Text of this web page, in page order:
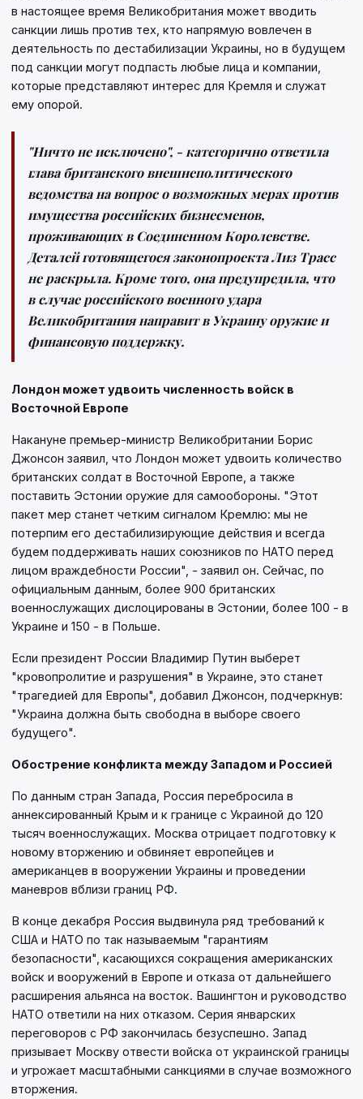
в настоящее время Великобритания может вводить
санкции лишь против тех, кто напрямую вовлечен в
деятельность по дестабилизации Украины, но в будущем
под санкции могут подпасть любые лица и компании,
которые представляют интерес для Кремля и служат
ему опорой.
"Ничто не исключено", - категорично ответила
глава британского внешнеполитического
ведомства на вопрос о возможных мерах против
имущества российских бизнесменов,
проживающих в Соединенном Королевстве.
Деталей готовящегося законопроекта Лиз Трасс
не раскрыла. Кроме того, она предупредила, что
в случае российского военного удара
Великобритания направит в Украину оружие и
финансовую поддержку.
Лондон может удвоить численность войск в
Восточной Европе
Накануне премьер-министр Великобритании Борис
Джонсон заявил, что Лондон может удвоить количество
британских солдат в Восточной Европе, а также
поставить Эстонии оружие для самообороны. "Этот
пакет мер станет четким сигналом Кремлю: мы не
потерпим его дестабилизирующие действия и всегда
будем поддерживать наших союзников по НАТО перед
лицом враждебности России", - заявил он. Сейчас, по
официальным данным, более 900 британских
военнослужащих дислоцированы в Эстонии, более 100 - в
Украине и 150 - в Польше.
Если президент России Владимир Путин выберет
"кровопролитие и разрушения" в Украине, это станет
"трагедией для Европы", добавил Джонсон, подчеркнув:
"Украина должна быть свободна в выборе своего
будущего".
Обострение конфликта между Западом и Россией
По данным стран Запада, Россия перебросила в
аннексированный Крым и к границе с Украиной до 120
тысяч военнослужащих. Москва отрицает подготовку к
новому вторжению и обвиняет европейцев и
американцев в вооружении Украины и проведении
маневров вблизи границ РФ.
В конце декабря Россия выдвинула ряд требований к
США и НАТО по так называемым "гарантиям
безопасности", касающихся сокращения американских
войск и вооружений в Европе и отказа от дальнейшего
расширения альянса на восток. Вашингтон и руководство
НАТО ответили на них отказом. Серия январских
переговоров с РФ закончилась безуспешно. Запад
призывает Москву отвести войска от украинской границы
и угрожает масштабными санкциями в случае возможного
вторжения.